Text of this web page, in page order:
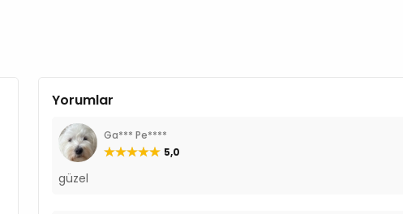
Yorumlar
Ga*** Pe****
5,0
güzel